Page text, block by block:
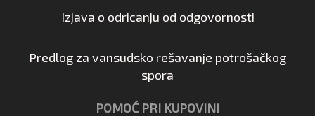
Izjava o odricanju od odgovornosti
Predlog za vansudsko rešavanje potrošačkog
spora
POMOĆ PRI KUPOVINI